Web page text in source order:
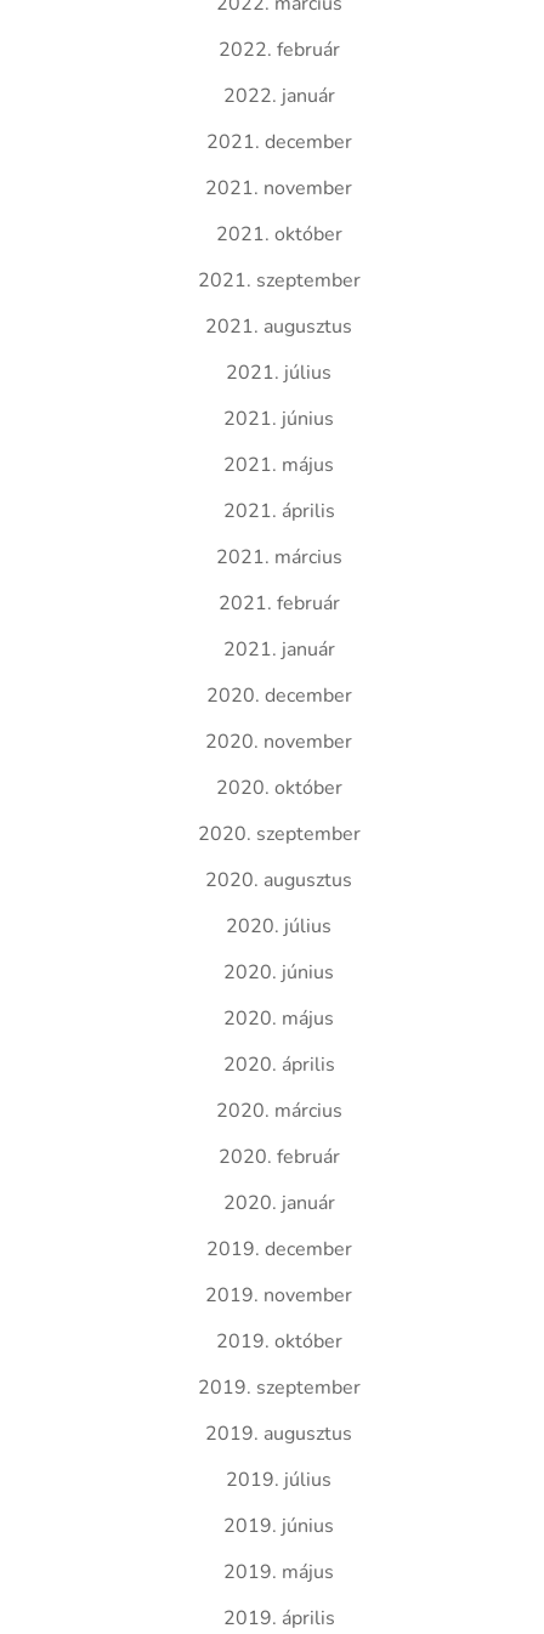
2022. február
2022. január
2021. december
2021. november
2021. október
2021. szeptember
2021. augusztus
2021. július
2021. június
2021. május
2021. április
2021. március
2021. február
2021. január
2020. december
2020. november
2020. október
2020. szeptember
2020. augusztus
2020. július
2020. június
2020. május
2020. április
2020. március
2020. február
2020. január
2019. december
2019. november
2019. október
2019. szeptember
2019. augusztus
2019. július
2019. június
2019. május
2019. április